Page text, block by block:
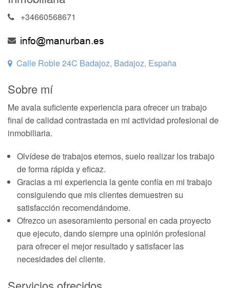
+34660568671
Calle Roble 24C Badajoz, Badajoz, España
Sobre mí
Me avala suficiente experiencia para ofrecer un trabajo
final de calidad contrastada en mi actividad profesional de
inmobiliaria.
Olvídese de trabajos eternos, suelo realizar los trabajo
de forma rápida y eficaz.
Gracias a mi experiencia la gente confía en mi trabajo
consiguiendo que mis clientes demuestren su
satisfacción recomendándome.
Ofrezco un asesoramiento personal en cada proyecto
que ejecuto, dando siempre una opinión profesional
para ofrecer el mejor resultado y satisfacer las
necesidades del cliente.